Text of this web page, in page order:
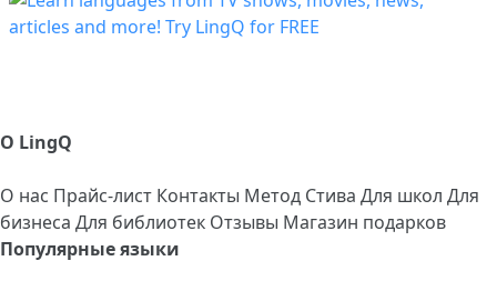
О LingQ
О нас Прайс-лист Контакты Метод Стива Для школ Для
бизнеса Для библиотек Отзывы Магазин подарков
Популярные языки